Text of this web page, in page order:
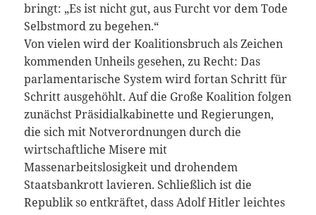
bringt: „Es ist nicht gut, aus Furcht vor dem Tode
Selbstmord zu begehen.“
Von vielen wird der Koalitionsbruch als Zeichen
kommenden Unheils gesehen, zu Recht: Das
parlamentarische System wird fortan Schritt für
Schritt ausgehöhlt. Auf die Große Koalition folgen
zunächst Präsidialkabinette und Regierungen,
die sich mit Notverordnungen durch die
wirtschaftliche Misere mit
Massenarbeitslosigkeit und drohendem
Staatsbankrott lavieren. Schließlich ist die
Republik so entkräftet, dass Adolf Hitler leichtes